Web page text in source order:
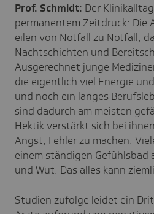
Prof. Schmidt: Der
permanentem Zeitdruck: Die
eilen von Notfall zu Notfall,
Nachtschichten und
Ausgerechnet junge
die eigentlich viel Energie
und noch ein langes
sind dadurch am meisten
Hektik verstärkt sich bei
Angst, Fehler zu machen.
einem ständigen Gefühlsbad
und Wut. Das alles kann
Studien zufolge leidet ein